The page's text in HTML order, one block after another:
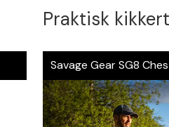
Praktisk
Savage Gear SG8